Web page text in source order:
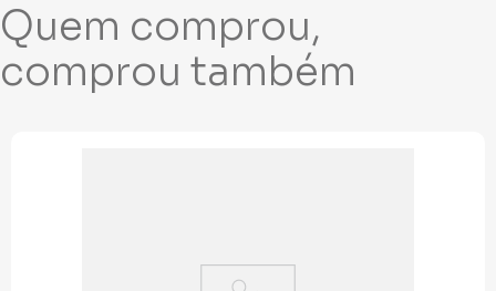
Quem comprou,
comprou também